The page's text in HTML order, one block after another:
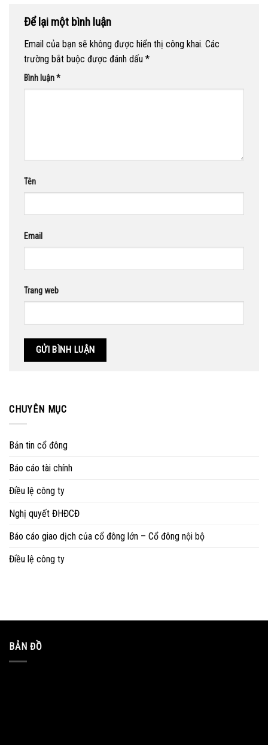
Để lại một bình luận
Email của bạn sẽ không được hiển thị công khai. Các
trường bắt buộc được đánh dấu *
Bình luận*
Tên
Email
Trang web
CHUYÊN MỤC
Bản tin cổ đông
Báo cáo tài chính
Điều lệ công ty
Nghị quyết ĐHĐCĐ
Báo cáo giao dịch của cổ đông lớn – Cổ đông nội bộ
Điều lệ công ty
BẢN ĐỒ